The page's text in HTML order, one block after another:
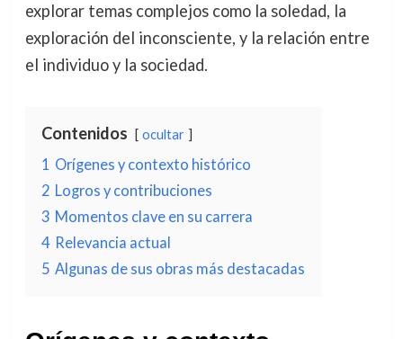
explorar temas complejos como la soledad, la
exploración del inconsciente, y la relación entre
el individuo y la sociedad.
Contenidos ocultar
1 Orígenes y contexto histórico
2 Logros y contribuciones
3 Momentos clave en su carrera
4 Relevancia actual
5 Algunas de sus obras más destacadas